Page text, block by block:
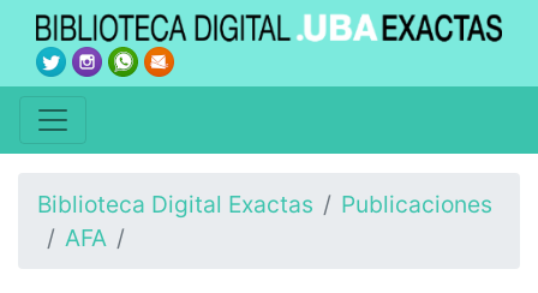
Biblioteca Digital Exactas
Publicaciones
AFA